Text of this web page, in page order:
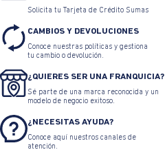
Solicita tu Tarjeta de Crédito Sumas
CAMBIOS Y DEVOLUCIONES
Conoce nuestras políticas y gestiona
tu cambio o devolución.
¿QUIERES SER UNA FRANQUICIA?
Sé parte de una marca reconocida y un
modelo de negocio exitoso.
¿NECESITAS AYUDA?
Conoce aquí nuestros canales de
atención.